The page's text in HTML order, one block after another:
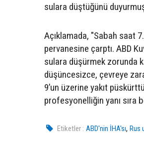
sulara düştüğünü
Açıklamada, "Sabah saat
pervanesine çarptı. ABD
sulara düşürmek zorunda
düşüncesizce, çevreye
9’un üzerine yakıt
profesyonelliğin yanı sıra
Etiketler : ABD'nin İHA'sı,Rus